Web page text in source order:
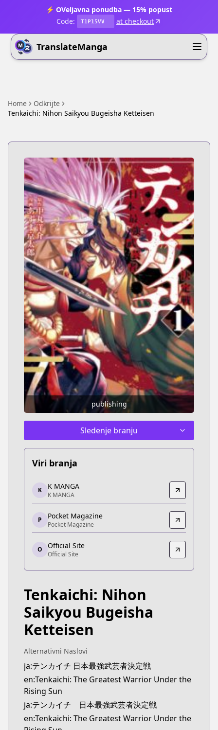
⚡ OVeljavna ponudba — 15% popust
Code:
T1P15VV at checkout
TranslateManga
Home
Odkrijte
Tenkaichi: Nihon Saikyou Bugeisha Ketteisen
publishing
Sledenje branju
Viri branja
K MANGA
K MANGA
https://kmanga.kodansha.com/title/10585/
Pocket Magazine
Pocket Magazine
https://pocket.shonenmagazine.com/episode/
Official Site
K K MANGA
K MANGA
P Pocket Magazine
Pocket Magazine
O Official Site
Official Site
Tenkaichi: Nihon
Saikyou Bugeisha
Ketteisen
Alternativni Naslovi
ja:テンカイチ 日本最強武芸者決定戦
en:Tenkaichi: The Greatest Warrior Under the
Rising Sun
ja:テンカイチ 日本最強武芸者決定戦
en:Tenkaichi: The Greatest Warrior Under the